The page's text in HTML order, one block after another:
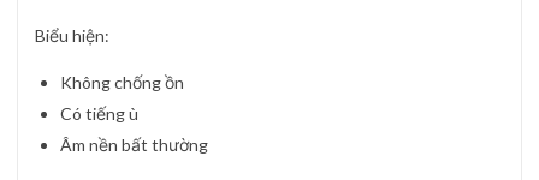
Biểu hiện:
Không chống ồn
Có tiếng ù
Âm nền bất thường